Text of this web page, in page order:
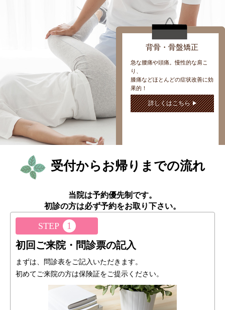
背骨・骨盤矯正
急な腰痛や頭痛。慢性的な肩こ
り、
膝痛などほとんどの症状改善に効
果的！
詳しくはこちら
受付からお帰りまでの流れ
当院は予約優先制です。
初診の方は必ず予約をお取り下さい。
STEP 1
初回ご来院・問診票の記入
まずは、問診表をご記入いただきます。
初めてご来院の方は保険証をご提示ください。